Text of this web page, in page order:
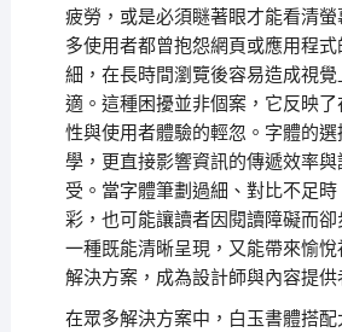
疲勞，或是必須瞇著眼才能看清
多使用者都曾抱怨網頁或應用程
細，在長時間瀏覽後容易造成視
適。這種困擾並非個案，它反映
性與使用者體驗的輕忽。字體的
學，更直接影響資訊的傳遞效率
受。當字體筆劃過細、對比不足
彩，也可能讓讀者因閱讀障礙而
一種既能清晰呈現，又能帶來愉
解決方案，成為設計師與內容提供
在眾多解決方案中，白玉書體搭配